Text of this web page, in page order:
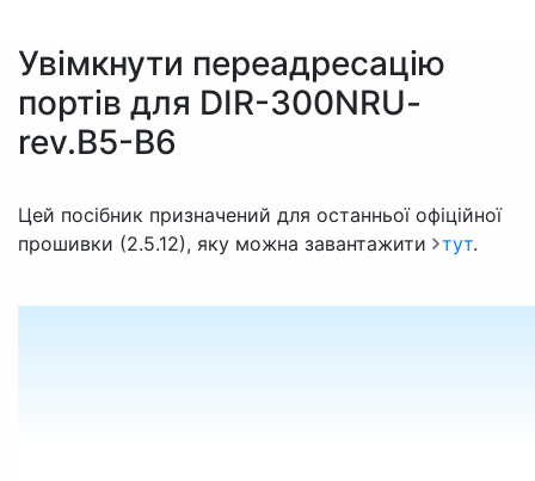
Увімкнути переадресацію
портів для DIR-300NRU-
rev.B5-B6
Цей посібник призначений для останньої офіційної
прошивки (2.5.12), яку можна завантажити
тут.